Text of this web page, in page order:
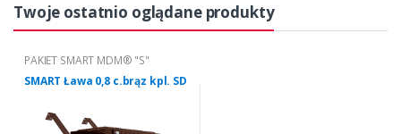
Twoje ostatnio oglądane produkty
PAKIET SMART MDM® "S"
SMART Ława 0,8 c.brąz kpl. SD